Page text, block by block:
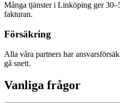
Många tjänster i Linköping ger
fakturan.
Försäkring
Alla våra partners har
gå snett.
Vanliga frågor